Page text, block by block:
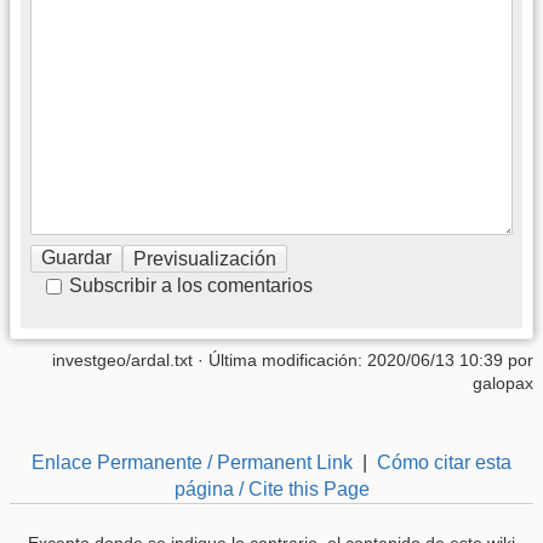
Subscribir a los comentarios
investgeo/ardal.txt · Última modificación: 2020/06/13 10:39 por
galopax
Enlace Permanente / Permanent Link
Cómo citar esta
página / Cite this Page